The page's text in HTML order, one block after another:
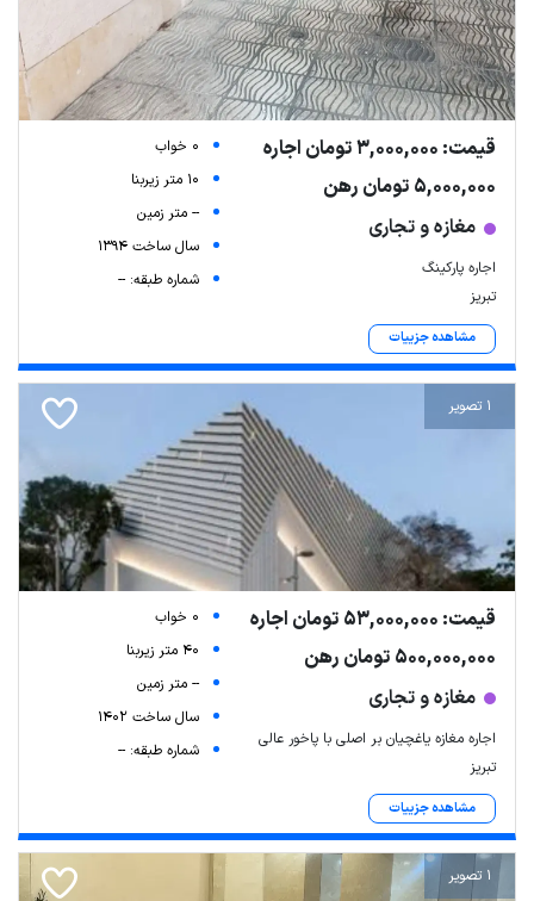
قیمت: 3,000,000 تومان اجاره
5,000,000 تومان رهن
مغازه و تجاری
اجاره پارکینگ
تبریز
مشاهده جزییات
0 خواب
10 متر زیربنا
-- متر زمین
سال ساخت 1394
شماره طبقه: --
1 تصویر
قیمت: 53,000,000 تومان اجاره
500,000,000 تومان رهن
مغازه و تجاری
اجاره مغازه یاغچیان بر اصلی با پاخور عالی
تبریز
مشاهده جزییات
0 خواب
40 متر زیربنا
-- متر زمین
سال ساخت 1402
شماره طبقه: --
1 تصویر